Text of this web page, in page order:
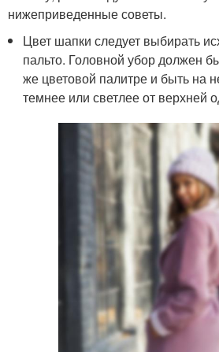
нижеприведенные советы.
Цвет шапки следует выбирать
пальто. Головной убор должен
же цветовой палитре и быть на
темнее или светлее от верхней